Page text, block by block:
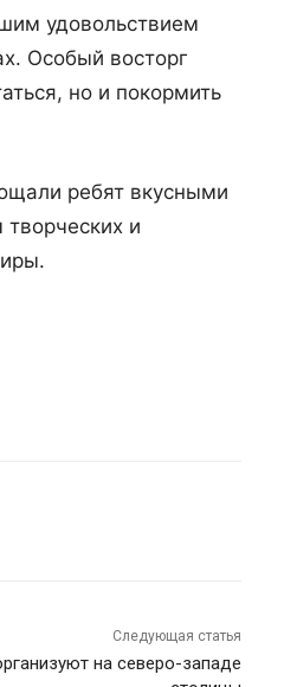
удовольствием
Особый восторг
но и покормить
ребят вкусными
и
Следующая статья
на северо-западе